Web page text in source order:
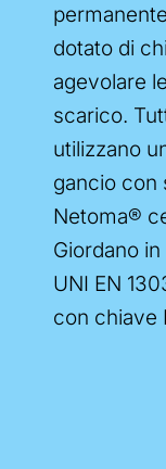
dotato di
agevolare
scarico.
utilizzano
gancio con
Netoma®
Giordano
UNI EN
con chiave